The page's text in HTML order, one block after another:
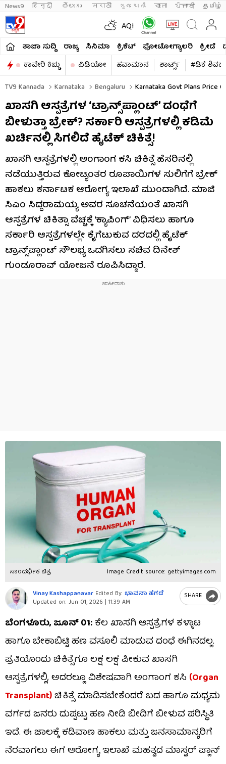
News9 हिन्दी తెలుగు मराठी ગુજરાતી বাংলা ਪੰਜਾਬੀ தமிழ்
AQI
ತಾಜಾ ಸುದ್ದಿ ರಾಜ್ಯ ಸಿನಿಮಾ ಕ್ರಿಕೆಟ್​ ಫೋಟೋಗ್ಯಾಲರಿ ಕ್ರೀಡೆ
ಕಾವೇರಿ ಕಿಚ್ಚು
ವಿಡಿಯೋ ಹವಾಮಾನ ಶಾರ್ಟ್ಸ್​
#ಡಿಕೆ
TV9 Kannada
Karnataka Bengaluru Karnataka Govt Plans Price
ಖಾಸಗಿ ಆಸ್ಪತ್ರೆಗಳ ‘ಟ್ರಾನ್ಸ್‌ಪ್ಲಾಂಟ್’ ದಂಧೆಗೆ
ಬೀಳುತ್ತಾ ಬ್ರೇಕ್? ಸರ್ಕಾರಿ ಆಸ್ಪತ್ರೆಗಳಲ್ಲಿ ಕಡಿಮೆ
ಖರ್ಚಿನಲ್ಲಿ ಸಿಗಲಿದೆ ಹೈಟೆಕ್ ಚಿಕಿತ್ಸೆ!
ಖಾಸಗಿ ಆಸ್ಪತ್ರೆಗಳಲ್ಲಿ ಅಂಗಾಂಗ ಕಸಿ ಚಿಕಿತ್ಸೆ ಹೆಸರಿನಲ್ಲಿ
ನಡೆಯುತ್ತಿರುವ ಕೋಟ್ಯಂತರ ರೂಪಾಯಿಗಳ ಸುಲಿಗೆಗೆ ಬ್ರೇಕ್
ಹಾಕಲು ಕರ್ನಾಟಕ ಆರೋಗ್ಯ ಇಲಾಖೆ ಮುಂದಾಗಿದೆ. ಮಾಜಿ
ಸಿಎಂ ಸಿದ್ದರಾಮಯ್ಯ ಅವರ ಸೂಚನೆಯಂತೆ ಖಾಸಗಿ
ಆಸ್ಪತ್ರೆಗಳ ಚಿಕಿತ್ಸಾ ವೆಚ್ಚಕ್ಕೆ ‘ಕ್ಯಾಪಿಂಗ್’ ವಿಧಿಸಲು ಹಾಗೂ
ಸರ್ಕಾರಿ ಆಸ್ಪತ್ರೆಗಳಲ್ಲೇ ಕೈಗೆಟುಕುವ ದರದಲ್ಲಿ ಹೈಟೆಕ್
ಟ್ರಾನ್ಸ್‌ಪ್ಲಾಂಟ್ ಸೌಲಭ್ಯ ಒದಗಿಸಲು ಸಚಿವ ದಿನೇಶ್
ಗುಂಡೂರಾವ್ ಯೋಜನೆ ರೂಪಿಸಿದ್ದಾರೆ.
ಸಾಂದರ್ಭಿಕ ಚಿತ್ರ Image Credit source: gettyimages.com
Vinay Kashappanavar Edited By: ಭಾವನಾ ಹೆಗಡೆ
Updated on: Jun 01, 2026 | 11:39 AM
SHARE
ಬೆಂಗಳೂರು, ಜೂನ್ 01:ಕೆಲ ಖಾಸಗಿ ಆಸ್ಪತ್ರೆಗಳ ಕಳ್ಳಾಟ
ಹಾಗೂ ಬೇಕಾಬಿಟ್ಟಿ ಹಣ ವಸೂಲಿ ಮಾಡುವ ದಂಧೆ ಈಗಿನದಲ್ಲ.
ಪ್ರತಿಯೊಂದು ಚಿಕಿತ್ಸೆಗೂ ಲಕ್ಷ ಲಕ್ಷ ಪೀಕುವ ಖಾಸಗಿ
ಆಸ್ಪತ್ರೆಗಳಲ್ಲಿ, ಅದರಲ್ಲೂ ವಿಶೇಷವಾಗಿ ಅಂಗಾಂಗ ಕಸಿ (Organ
Transplant)ಚಿಕಿತ್ಸೆ ಮಾಡಿಸಬೇಕೆಂದರೆ ಬಡ ಹಾಗೂ ಮಧ್ಯಮ
ವರ್ಗದ ಜನರು ದುಪ್ಪಟ್ಟು ಹಣ ನೀಡಿ ಬೀದಿಗೆ ಬೀಳುವ ಪರಿಸ್ಥಿತಿ
ಇದೆ. ಈ ಜಾಲಕ್ಕೆ ಕಡಿವಾಣ ಹಾಕಲು ಮತ್ತು ಜನಸಾಮಾನ್ಯರಿಗೆ
ನೆರವಾಗಲು ಈಗ ಆರೋಗ್ಯ ಇಲಾಖೆ ಮಹತ್ವದ ಮಾಸ್ಟರ್ ಪ್ಲಾನ್